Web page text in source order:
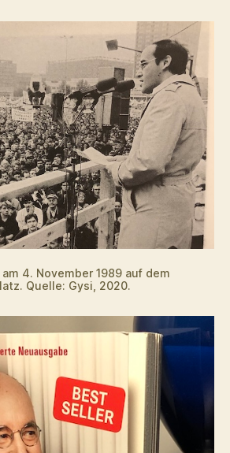
4. November 1989 auf dem
Quelle: Gysi, 2020.